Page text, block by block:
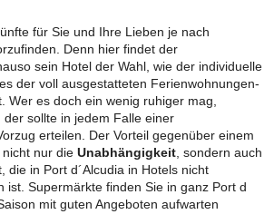
für Sie und Ihre Lieben je nach
Denn hier findet der
sein Hotel der Wahl, wie der individuelle
der voll ausgestatteten Ferienwohnungen-
Wer es doch ein wenig ruhiger mag,
der sollte in jedem Falle einer
erteilen. Der Vorteil gegenüber einem
nur die Unabhängigkeit , sondern auch
die in Port d´Alcudia in Hotels nicht
ist. Supermärkte finden Sie in ganz Port d
mit guten Angeboten aufwarten